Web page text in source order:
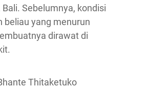
Bali. Sebelumnya, kondisi
beliau yang menurun
dirawat di
Thitaketuko